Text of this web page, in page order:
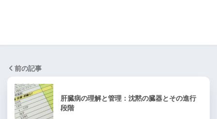
前の記事
肝臓病の理解と管理：沈黙の臓器とその進行
段階